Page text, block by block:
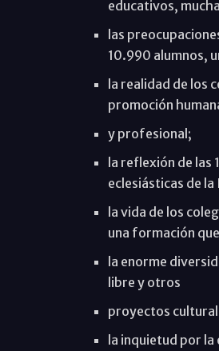
educativos,
las
10.990 alumnos,
la realidad de los
promoción
y profesional;
la reflexión de las
eclesiásticas de
la vida de los
una formación
la enorme
libre y otros
proyectos
la inquietud por la